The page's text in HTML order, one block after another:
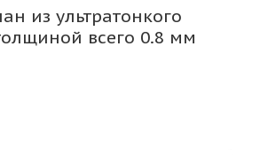
из ультратонкого
всего 0.8 мм